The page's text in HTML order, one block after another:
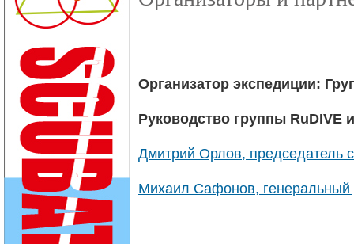
Организатор экспедиции:
Руководство группы RuDIVE
Дмитрий Орлов, председатель
Михаил Сафонов, генеральный